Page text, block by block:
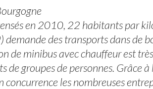
en 2010, 22 habitants par
des transports dans de
de minibus avec chauffeur est
de groupes de personnes. Grâce
les nombreuses